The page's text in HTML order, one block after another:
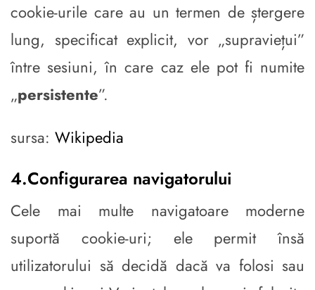
cookie-urile care au un termen de ștergere
lung, specificat explicit, vor „supraviețui”
între sesiuni, în care caz ele pot fi numite
„persistente”.
sursa: Wikipedia
4.Configurarea navigatorului
Cele mai multe navigatoare moderne
suportă cookie-uri; ele permit însă
utilizatorului să decidă dacă va folosi sau